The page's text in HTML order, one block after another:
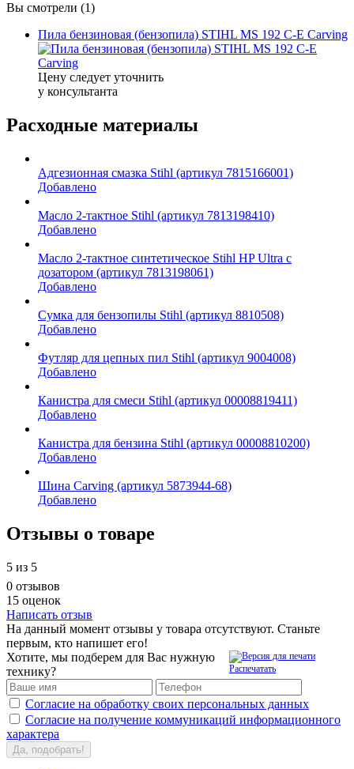
Вы смотрели (1)
Пила бензиновая (бензопила) STIHL MS 192 C-E Carving
Цену следует уточнить
у консультанта
Расходные материалы
Адгезионная смазка Stihl (артикул 7815166001)
Добавлено
Масло 2-тактное Stihl (артикул 7813198410)
Добавлено
Масло 2-тактное синтетическое Stihl HP Ultra c
дозатором (артикул 7813198061)
Добавлено
Сумка для бензопилы Stihl (артикул 8810508)
Добавлено
Футляр для цепных пил Stihl (артикул 9004008)
Добавлено
Канистра для смеси Stihl (артикул 00008819411)
Добавлено
Канистра для бензина Stihl (артикул 00008810200)
Добавлено
Шина Carving (артикул 5873944-68)
Добавлено
Отзывы о товаре
5 из 5
0 отзывов
15 оценок
Написать отзыв
На данный момент отзывы у товара отсутствуют. Станьте
первым, кто напишет его!
Распечатать
Хотите, мы подберем для Вас нужную
технику?
Согласие на обработку своих персональных данных
Согласие на получение коммуникаций информационного
характера
Да, подобрать!